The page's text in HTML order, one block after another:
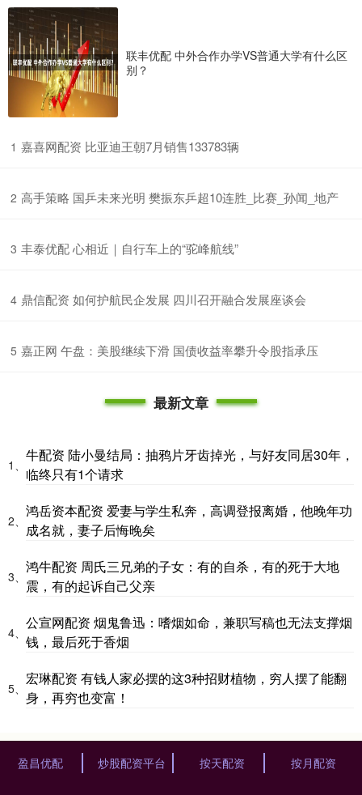
联丰优配 中外合作办学VS普通大学有什么区
别？
1 ​嘉喜网配资 比亚迪王朝7月销售133783辆
2 ​高手策略 国乒未来光明 樊振东乒超10连胜_比赛_孙闻_地产
3 ​丰泰优配 心相近｜自行车上的“驼峰航线”
4 ​鼎信配资 如何护航民企发展 四川召开融合发展座谈会
5 ​嘉正网 午盘：美股继续下滑 国债收益率攀升令股指承压
最新文章
1、
牛配资 陆小曼结局：抽鸦片牙齿掉光，与好友同居30年，
临终只有1个请求
2、
鸿岳资本配资 爱妻与学生私奔，高调登报离婚，他晚年功
成名就，妻子后悔晚矣
3、
鸿牛配资 周氏三兄弟的子女：有的自杀，有的死于大地
震，有的起诉自己父亲
4、
公宣网配资 烟鬼鲁迅：嗜烟如命，兼职写稿也无法支撑烟
钱，最后死于香烟
5、
宏琳配资 有钱人家必摆的这3种招财植物，穷人摆了能翻
身，再穷也变富！
盈昌优配 炒股配资平台 按天配资 按月配资